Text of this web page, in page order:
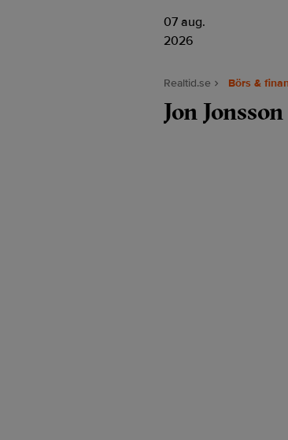
07 aug.
2026
Realtid.se Börs &
Jon